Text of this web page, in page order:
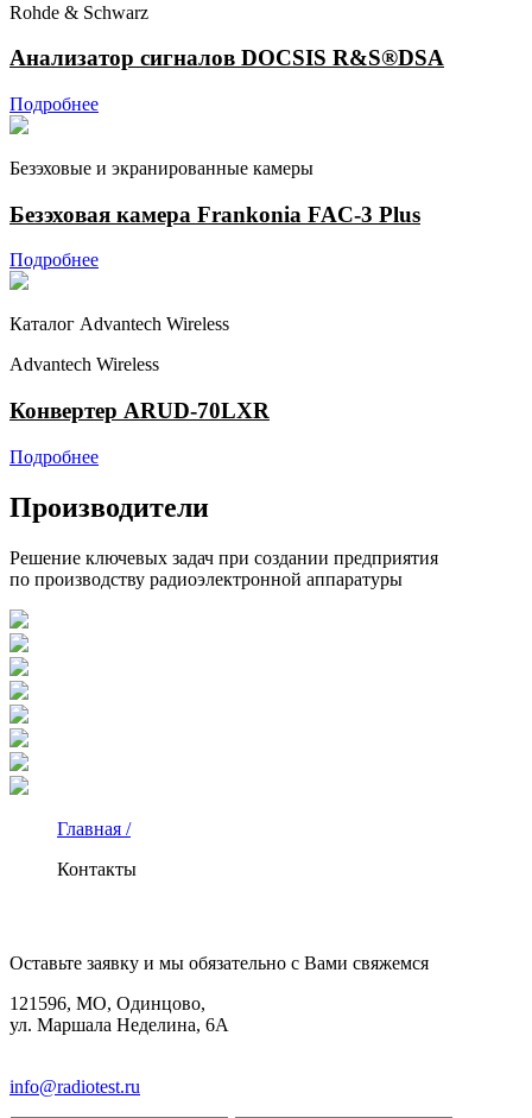
Rohde & Schwarz
Анализатор сигналов DOCSIS R&S®DSA
Подробнее
Безэховые и экранированные камеры
Безэховая камера Frankonia FAC-3 Plus
Подробнее
Каталог Advantech Wireless
Advantech Wireless
Конвертер ARUD-70LXR
Подробнее
Производители
Решение ключевых задач при создании предприятия
по производству радиоэлектронной аппаратуры
Главная /
Контакты
Оставьте заявку и мы обязательно с Вами свяжемся
121596, МО, Одинцово,
ул. Маршала Неделина, 6А
info@radiotest.ru